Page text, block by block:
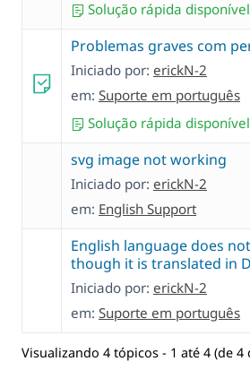
Solução rápida disponível
Problemas graves com
Iniciado por: erickN-2
em: Suporte em português
Solução rápida disponível
svg image not working
Iniciado por: erickN-2
em: English Support
English language does
though it is translated in
Iniciado por: erickN-2
em: Suporte em português
Visualizando 4 tópicos - 1 até 4 (de 4